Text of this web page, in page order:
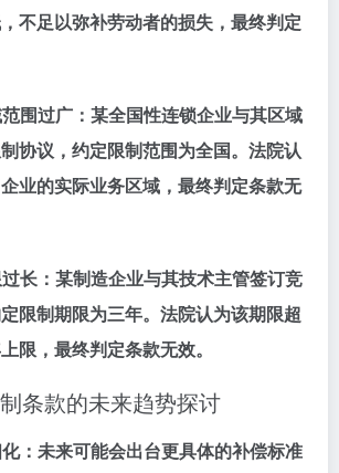
不足以弥补劳动者的损失，最终判定
围过广 ：某全国性连锁企业与其区域
协议，约定限制范围为全国。法院认
业的实际业务区域，最终判定条款无
长 ：某制造企业与其技术主管签订竞
限制期限为三年。法院认为该期限超
限，最终判定条款无效。
条款的未来趋势探讨
：未来可能会出台更具体的补偿标准